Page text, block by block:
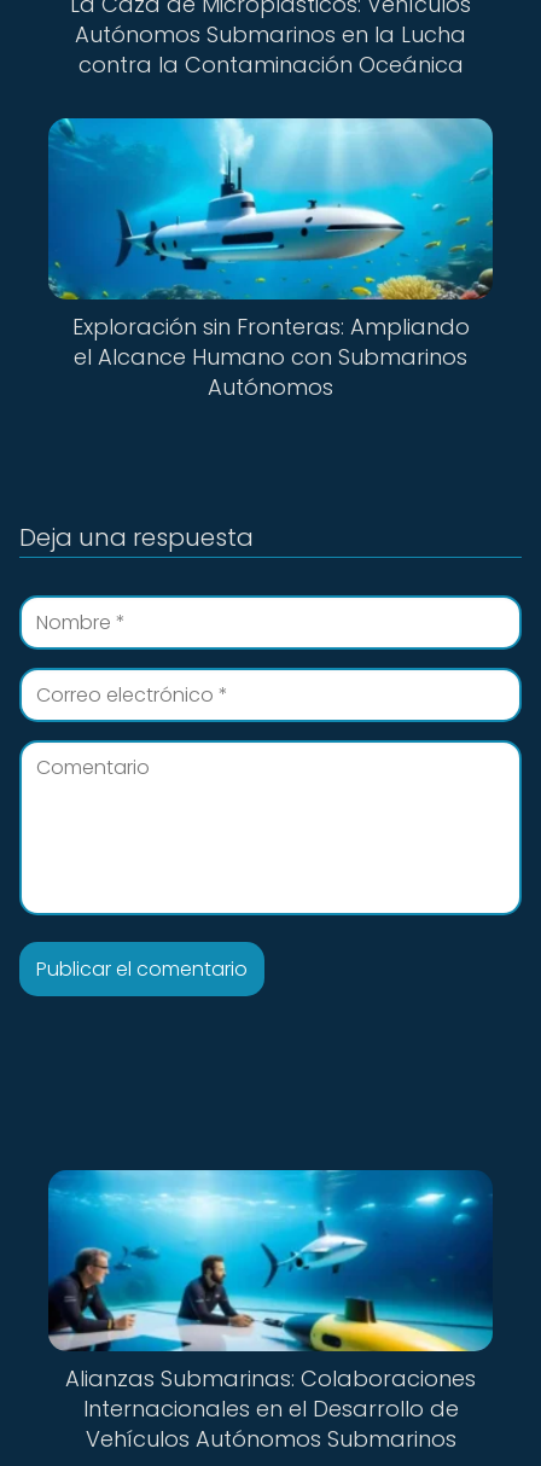
Autónomos Submarinos en la Lucha
contra la Contaminación Oceánica
Exploración sin Fronteras: Ampliando
el Alcance Humano con Submarinos
Autónomos
Deja una respuesta
Alianzas Submarinas: Colaboraciones
Internacionales en el Desarrollo de
Vehículos Autónomos Submarinos